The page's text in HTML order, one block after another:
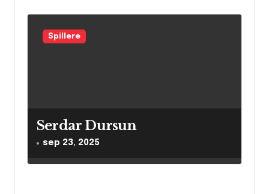
Spillere
Serdar Dursun
sep 23, 2025